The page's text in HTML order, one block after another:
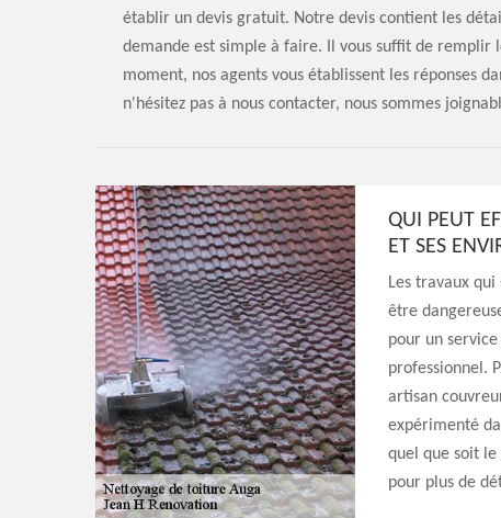
établir un devis gratuit. Notre devis contient les
demande est simple à faire. Il vous suffit de remplir
moment, nos agents vous établissent les réponses
n'hésitez pas à nous contacter, nous sommes
QUI PEUT
ET SES
Les travaux
être
pour un
professionnel.
artisan
expérimenté
quel que soit
pour plus de